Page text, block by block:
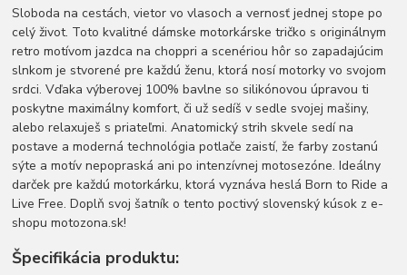
Sloboda na cestách, vietor vo vlasoch a vernosť jednej stope po
celý život. Toto kvalitné dámske motorkárske tričko s originálnym
retro motívom jazdca na choppri a scenériou hôr so zapadajúcim
slnkom je stvorené pre každú ženu, ktorá nosí motorky vo svojom
srdci. Vďaka výberovej 100% bavlne so silikónovou úpravou ti
poskytne maximálny komfort, či už sedíš v sedle svojej mašiny,
alebo relaxuješ s priateľmi. Anatomický strih skvele sedí na
postave a moderná technológia potlače zaistí, že farby zostanú
sýte a motív nepopraská ani po intenzívnej motosezóne. Ideálny
darček pre každú motorkárku, ktorá vyznáva heslá Born to Ride a
Live Free. Doplň svoj šatník o tento poctivý slovenský kúsok z e-
shopu motozona.sk!
Špecifikácia produktu: